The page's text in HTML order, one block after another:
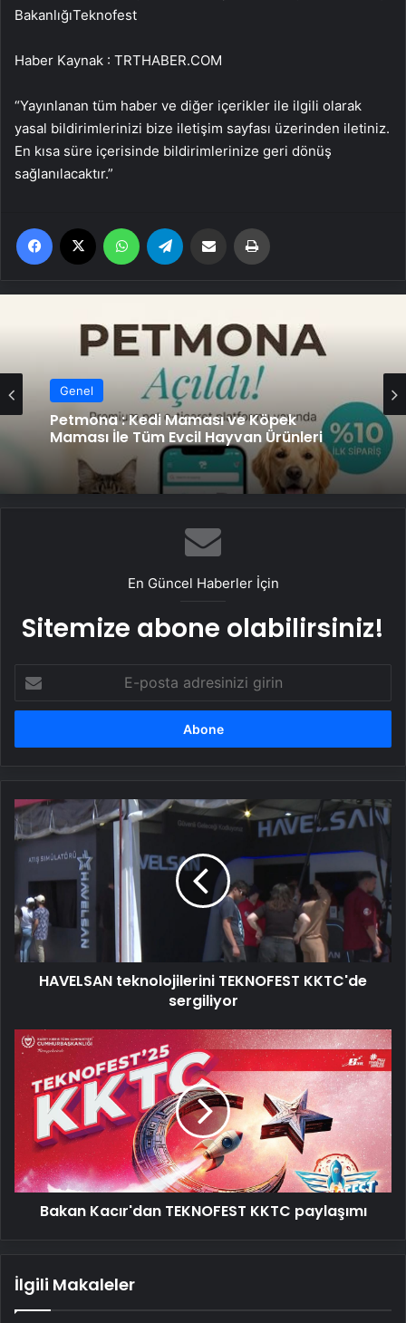
BakanlığıTeknofest
Haber Kaynak : TRTHABER.COM
“Yayınlanan tüm haber ve diğer içerikler ile ilgili olarak
yasal bildirimlerinizi bize iletişim sayfası üzerinden iletiniz.
En kısa süre içerisinde bildirimlerinize geri dönüş
sağlanılacaktır.”
Facebook WhatsApp Email'den paylaş
Genel
Petmona : Kedi Maması ve Köpek
Maması İle Tüm Evcil Hayvan Ürünleri
En Güncel Haberler İçin
Sitemize abone olabilirsiniz!
posta
adresinizi
HAVELSAN
teknolojilerini
TEKNOFEST
KKTC'de
sergiliyor
HAVELSAN teknolojilerini TEKNOFEST KKTC'de
sergiliyor
Bakan
Kacır'dan
TEKNOFEST
KKTC
paylaşımı
Bakan Kacır'dan TEKNOFEST KKTC paylaşımı
İlgili Makaleler